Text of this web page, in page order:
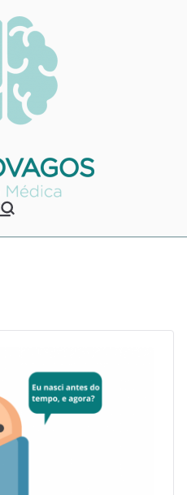
Neurovagos
Clínica Médica